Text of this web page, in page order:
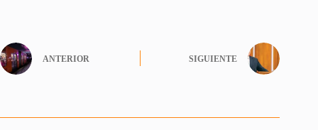
ANTERIOR SIGUIENTE